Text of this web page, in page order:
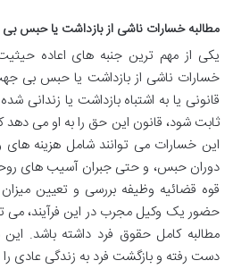
مطالبه خسارات ناشی از بازداشت یا حبس
یکی از مهم ترین جنبه های اعاده
خسارات ناشی از بازداشت یا حبس بی
قانونی یا به اشتباه بازداشت یا زندانی
ثابت شود، قانون این حق را به او می دهد
این خسارات می توانند شامل هزینه های
دوران حبس، و حتی جبران آسیب های
قوه قضائیه وظیفه بررسی و تعیین
حضور یک وکیل مجرب در این فرآیند، می
مطالبه کامل حقوق فرد داشته باشد. این
دست رفته و بازگشت فرد به زندگی عادی